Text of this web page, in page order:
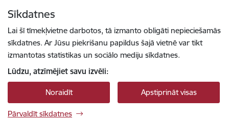
Sīkdatnes
Lai šī tīmekļvietne darbotos, tā izmanto obligāti nepieciešamās
sīkdatnes. Ar Jūsu piekrišanu papildus šajā vietnē var tikt
izmantotas statistikas un sociālo mediju sīkdatnes.
Lūdzu, atzīmējiet savu izvēli:
Noraidīt Apstiprināt visas
Pārvaldīt sīkdatnes